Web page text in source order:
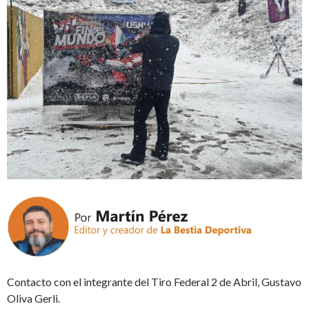
Contacto con el integrante del Tiro Federal 2 de Abril, Gustavo
Oliva Gerli.